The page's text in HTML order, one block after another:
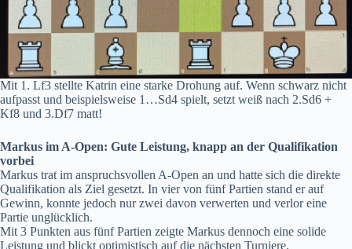
Mit 1. Lf3 stellte Katrin eine starke Drohung auf. Wenn schwarz nicht
aufpasst und beispielsweise 1…Sd4 spielt, setzt weiß nach 2.Sd6 +
Kf8 und 3.Df7 matt!
Markus im A-Open: Gute Leistung, knapp an der Qualifikation
vorbei
Markus trat im anspruchsvollen A-Open an und hatte sich die direkte
Qualifikation als Ziel gesetzt. In vier von fünf Partien stand er auf
Gewinn, konnte jedoch nur zwei davon verwerten und verlor eine
Partie unglücklich.
Mit 3 Punkten aus fünf Partien zeigte Markus dennoch eine solide
Leistung und blickt optimistisch auf die nächsten Turniere.